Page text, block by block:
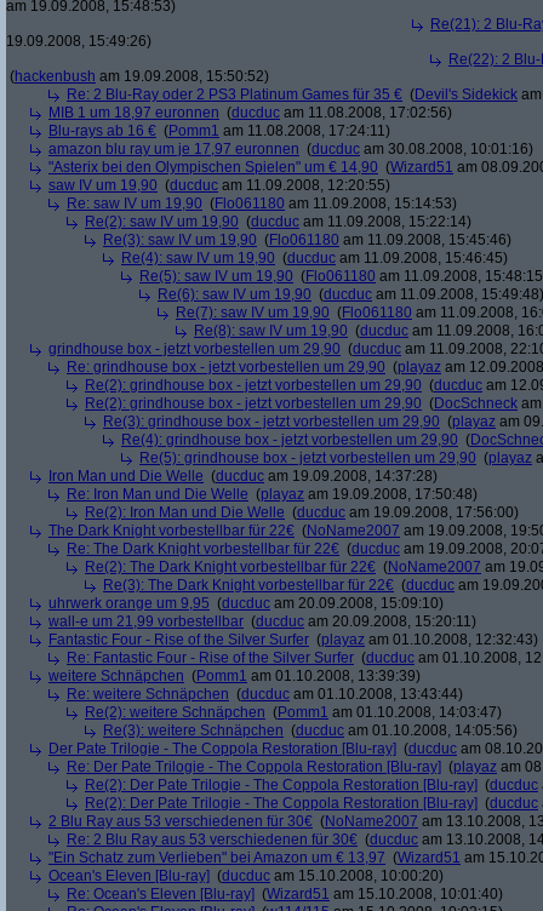
am 19.09.2008, 15:48:53)
Re(21): 2 Blu-
19.09.2008, 15:49:26)
Re(22): 2
(hackenbush am 19.09.2008, 15:50:52)
Re: 2 Blu-Ray oder 2 PS3 Platinum Games für 35 € (Devil's Sidekick
MIB 1 um 18,97 euronnen (ducduc am 11.08.2008, 17:02:56)
Blu-rays ab 16 € (Pomm1 am 11.08.2008, 17:24:11)
amazon blu ray um je 17,97 euronnen (ducduc am 30.08.2008, 10:01:16)
"Asterix bei den Olympischen Spielen" um € 14,90 (Wizard51 am
saw IV um 19,90 (ducduc am 11.09.2008, 12:20:55)
Re: saw IV um 19,90 (Flo061180 am 11.09.2008, 15:14:53)
Re(2): saw IV um 19,90 (ducduc am 11.09.2008, 15:22:14)
Re(3): saw IV um 19,90 (Flo061180 am 11.09.2008, 15:45:46)
Re(4): saw IV um 19,90 (ducduc am 11.09.2008, 15:46:45)
Re(5): saw IV um 19,90 (Flo061180 am 11.09.2008,
Re(6): saw IV um 19,90 (ducduc am 11.09.2008, 15:49:48)
Re(7): saw IV um 19,90 (Flo061180 am 11.09.2008,
Re(8): saw IV um 19,90 (ducduc am 11.09.2008,
grindhouse box - jetzt vorbestellen um 29,90 (ducduc am 11.09.2008,
Re: grindhouse box - jetzt vorbestellen um 29,90 (playaz am
Re(2): grindhouse box - jetzt vorbestellen um 29,90 (ducduc am
Re(2): grindhouse box - jetzt vorbestellen um 29,90 (DocSchneck
Re(3): grindhouse box - jetzt vorbestellen um 29,90 (playaz am
Re(4): grindhouse box - jetzt vorbestellen um 29,90 (
Re(5): grindhouse box - jetzt vorbestellen um 29,90 (playaz
Iron Man und Die Welle (ducduc am 19.09.2008, 14:37:28)
Re: Iron Man und Die Welle (playaz am 19.09.2008, 17:50:48)
Re(2): Iron Man und Die Welle (ducduc am 19.09.2008, 17:56:00)
The Dark Knight vorbestellbar für 22€ (NoName2007 am 19.09.2008,
Re: The Dark Knight vorbestellbar für 22€ (ducduc am 19.09.2008,
Re(2): The Dark Knight vorbestellbar für 22€ (NoName2007 am
Re(3): The Dark Knight vorbestellbar für 22€ (ducduc am
uhrwerk orange um 9,95 (ducduc am 20.09.2008, 15:09:10)
wall-e um 21,99 vorbestellbar (ducduc am 20.09.2008, 15:20:11)
Fantastic Four - Rise of the Silver Surfer (playaz am 01.10.2008, 12:32:43)
Re: Fantastic Four - Rise of the Silver Surfer (ducduc am 01.10.2008,
weitere Schnäpchen (Pomm1 am 01.10.2008, 13:39:39)
Re: weitere Schnäpchen (ducduc am 01.10.2008, 13:43:44)
Re(2): weitere Schnäpchen (Pomm1 am 01.10.2008, 14:03:47)
Re(3): weitere Schnäpchen (ducduc am 01.10.2008, 14:05:56)
Der Pate Trilogie - The Coppola Restoration [Blu-ray] (ducduc am
Re: Der Pate Trilogie - The Coppola Restoration [Blu-ray] (playaz am
Re(2): Der Pate Trilogie - The Coppola Restoration [Blu-ray] (ducduc
Re(2): Der Pate Trilogie - The Coppola Restoration [Blu-ray] (ducduc
2 Blu Ray aus 53 verschiedenen für 30€ (NoName2007 am 13.10.2008,
Re: 2 Blu Ray aus 53 verschiedenen für 30€ (ducduc am 13.10.2008,
"Ein Schatz zum Verlieben" bei Amazon um € 13,97 (Wizard51 am
Ocean's Eleven [Blu-ray] (ducduc am 15.10.2008, 10:00:20)
Re: Ocean's Eleven [Blu-ray] (Wizard51 am 15.10.2008, 10:01:40)